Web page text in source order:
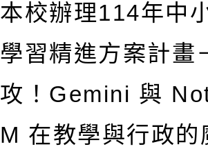
本校辦理114年中
學習精進方案計畫
攻！Gemini 與
M 在教學與行政的